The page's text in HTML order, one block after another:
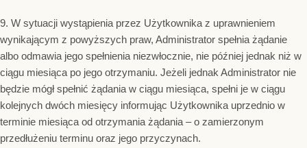
9. W sytuacji wystąpienia przez Użytkownika z uprawnieniem
wynikającym z powyższych praw, Administrator spełnia żądanie
albo odmawia jego spełnienia niezwłocznie, nie później jednak niż w
ciągu miesiąca po jego otrzymaniu. Jeżeli jednak Administrator nie
będzie mógł spełnić żądania w ciągu miesiąca, spełni je w ciągu
kolejnych dwóch miesięcy informując Użytkownika uprzednio w
terminie miesiąca od otrzymania żądania – o zamierzonym
przedłużeniu terminu oraz jego przyczynach.